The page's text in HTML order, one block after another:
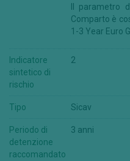
Il parametro
Comparto è
1-3 Year Euro
Indicatore
sintetico di
rischio
2
Tipo Sicav
Periodo di
detenzione
raccomandato
3 anni